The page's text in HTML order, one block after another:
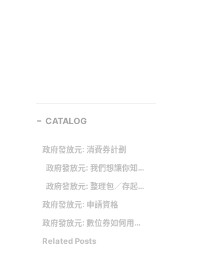
CATALOG
政府發放元: 消費券計劃
政府發放元: 我們想讓你知道的是
政府發放元: 整理包／存起來會虧大！「普發6000元」銀行、飯店優惠全攻略 最高讓你再賺8000元
政府發放元: 申請資格
政府發放元: 數位券如何用？ 獨立「五倍券APP」、家戶綁定全家一次領
Related Posts